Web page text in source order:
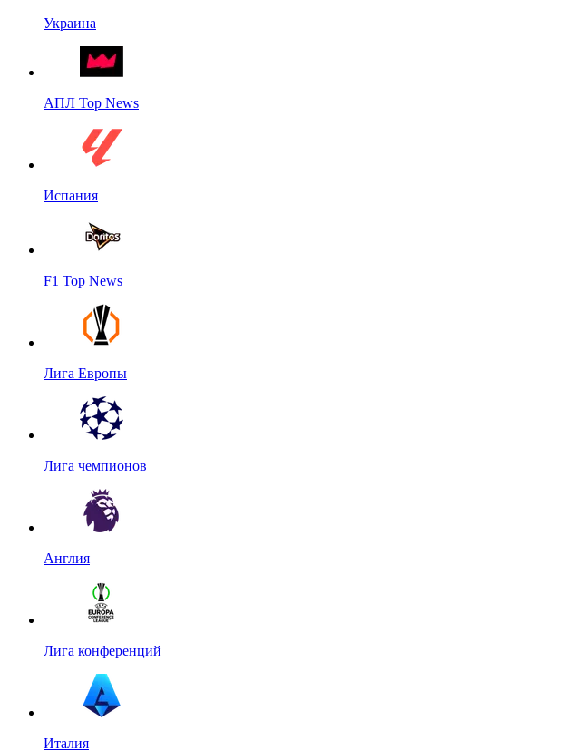
Украина
АПЛ Top News
Испания
F1 Top News
Лига Европы
Лига чемпионов
Англия
Лига конференций
Италия